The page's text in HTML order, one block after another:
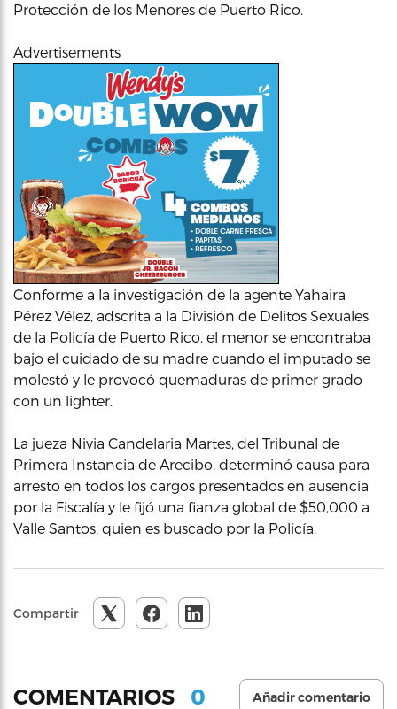
Protección de los Menores de Puerto Rico.
Advertisements
Conforme a la investigación de la agente Yahaira
Pérez Vélez, adscrita a la División de Delitos Sexuales
de la Policía de Puerto Rico, el menor se encontraba
bajo el cuidado de su madre cuando el imputado se
molestó y le provocó quemaduras de primer grado
con un lighter.
La jueza Nivia Candelaria Martes, del Tribunal de
Primera Instancia de Arecibo, determinó causa para
arresto en todos los cargos presentados en ausencia
por la Fiscalía y le fijó una fianza global de $50,000 a
Valle Santos, quien es buscado por la Policía.
Compartir
COMENTARIOS 0 Añadir comentario